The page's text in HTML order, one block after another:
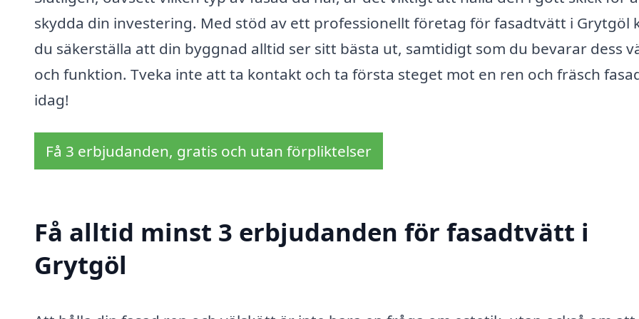
skydda din investering. Med stöd av ett professionellt företag för fasadtvätt i Grytgöl
du säkerställa att din byggnad alltid ser sitt bästa ut, samtidigt som du bevarar dess
och funktion. Tveka inte att ta kontakt och ta första steget mot en ren och fräsch
idag!
Få 3 erbjudanden, gratis och utan förpliktelser
Få alltid minst 3 erbjudanden för fasadtvätt i
Grytgöl